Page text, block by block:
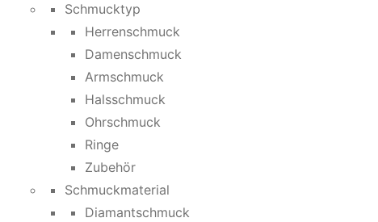
Schmucktyp
Herrenschmuck
Damenschmuck
Armschmuck
Halsschmuck
Ohrschmuck
Ringe
Zubehör
Schmuckmaterial
Diamantschmuck